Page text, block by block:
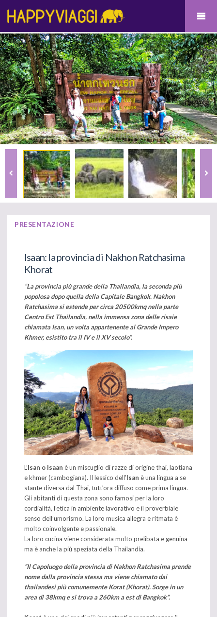
PRESENTAZIONE
Isaan: la provincia di Nakhon Ratchasima
Khorat
“La provincia più grande della Thailandia, la seconda più
popolosa dopo quella della Capitale Bangkok. Nakhon
Ratchasima si estende per circa 20500kmq nella parte
Centro Est Thailandia, nella immensa zona delle risaie
chiamata Isan, un volta appartenente al Grande Impero
Khmer, esistito tra il IV e il XV secolo”.
L’Isan o Isaan è un miscuglio di razze di origine thai, laotiana
e khmer (cambogiana). Il lessico dell’Isan è una lingua a se
stante diversa dal Thai, tutt’ora diffuso come prima lingua.
Gli abitanti di questa zona sono famosi per la loro
cordialità, l’etica in ambiente lavorativo e il proverbiale
senso dell’umorismo. La loro musica allegra e ritmata è
molto coinvolgente e passionale.
La loro cucina viene considerata molto prelibata e genuina
ma è anche la più speziata della Thailandia.
“Il Capoluogo della provincia di Nakhon Ratchasima prende
nome dalla provincia stessa ma viene chiamato dai
thailandesi più comunemente Korat (Khorat). Sorge in un
area di 38kmq e si trova a 260km a est di Bangkok”.